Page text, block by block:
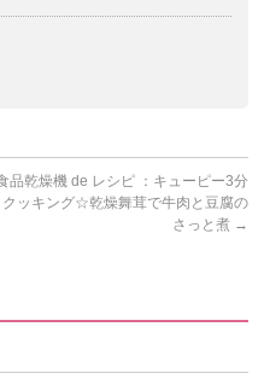
品乾燥機 de レシピ ：キューピー3分
クッキング☆乾燥舞茸で牛肉と豆腐の
さっと煮 →